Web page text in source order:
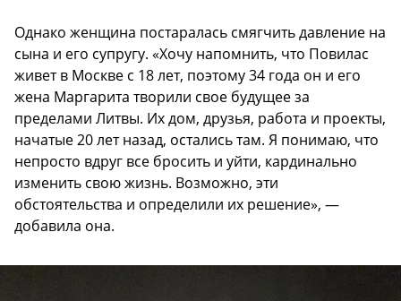
Однако женщина постаралась смягчить давление на
сына и его супругу. «Хочу напомнить, что Повилас
живет в Москве с 18 лет, поэтому 34 года он и его
жена Маргарита творили свое будущее за
пределами Литвы. Их дом, друзья, работа и проекты,
начатые 20 лет назад, остались там. Я понимаю, что
непросто вдруг все бросить и уйти, кардинально
изменить свою жизнь. Возможно, эти
обстоятельства и определили их решение», —
добавила она.